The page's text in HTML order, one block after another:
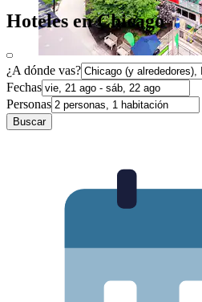
Hoteles en Chicago
¿A dónde vas?
Fechas
Personas
Buscar